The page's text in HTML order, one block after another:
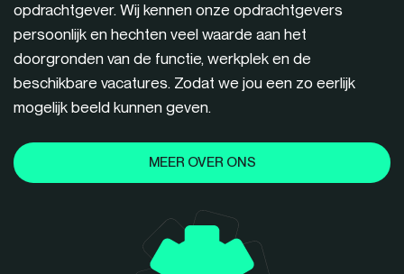
opdrachtgever. Wij kennen onze opdrachtgevers
persoonlijk en hechten veel waarde aan het
doorgronden van de functie, werkplek en de
beschikbare vacatures. Zodat we jou een zo eerlijk
mogelijk beeld kunnen geven.
MEER OVER ONS